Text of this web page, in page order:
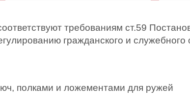
требованиям ст.59
гражданского и служебного
полками и ложементами для ружей